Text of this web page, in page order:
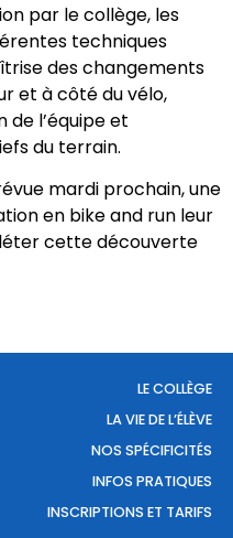
par le collège, les
techniques
des changements
et à côté du vélo,
l’équipe et
du terrain.
mardi prochain, une
en bike and run leur
cette découverte
LE COLLÈGE
LA VIE DE L’ÉLÈVE
NOS SPÉCIFICITÉS
INFOS PRATIQUES
INSCRIPTIONS ET TARIFS